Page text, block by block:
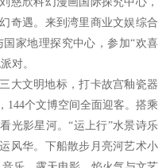
奇遇。来到湾里商业文娱综合
家地理探究中心，参加“欢喜
对。
文明地标，打卡故宫釉瓷器
144个文博空间全面迎客。搭乘
光影星河。“运上行”水景诗乐
风华。下船散步月亮河艺术小